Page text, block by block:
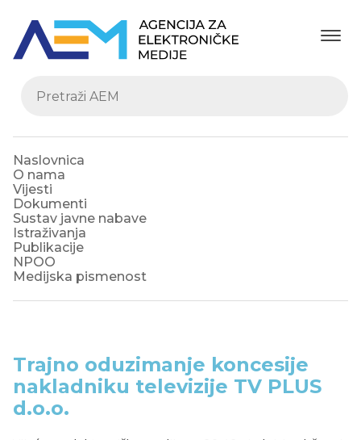
Naslovnica
O nama
Vijesti
Dokumenti
Sustav javne nabave
Istraživanja
Publikacije
NPOO
Medijska pismenost
Trajno oduzimanje koncesije
nakladniku televizije TV PLUS
d.o.o.